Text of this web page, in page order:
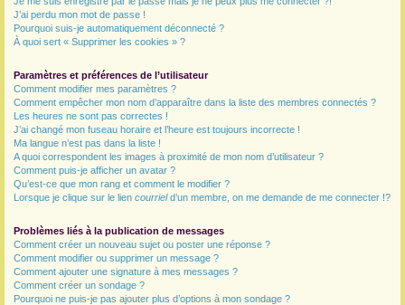
J’ai perdu mon mot de passe !
Pourquoi suis-je automatiquement déconnecté ?
À quoi sert « Supprimer les cookies » ?
Paramètres et préférences de l’utilisateur
Comment modifier mes paramètres ?
Comment empêcher mon nom d’apparaître dans la liste des membres connectés ?
Les heures ne sont pas correctes !
J’ai changé mon fuseau horaire et l’heure est toujours incorrecte !
Ma langue n’est pas dans la liste !
A quoi correspondent les images à proximité de mon nom d’utilisateur ?
Comment puis-je afficher un avatar ?
Qu’est-ce que mon rang et comment le modifier ?
Lorsque je clique sur le lien courrield’un membre, on me demande de me connecter !?
Problèmes liés à la publication de messages
Comment créer un nouveau sujet ou poster une réponse ?
Comment modifier ou supprimer un message ?
Comment ajouter une signature à mes messages ?
Comment créer un sondage ?
Pourquoi ne puis-je pas ajouter plus d’options à mon sondage ?